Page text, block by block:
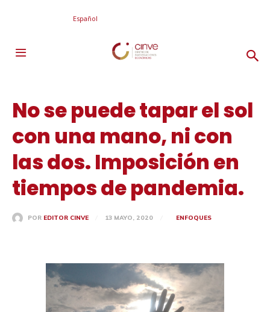
Español
No se puede tapar el sol
con una mano, ni con
las dos. Imposición en
tiempos de pandemia.
POR EDITOR CINVE 13 MAYO, 2020 ENFOQUES